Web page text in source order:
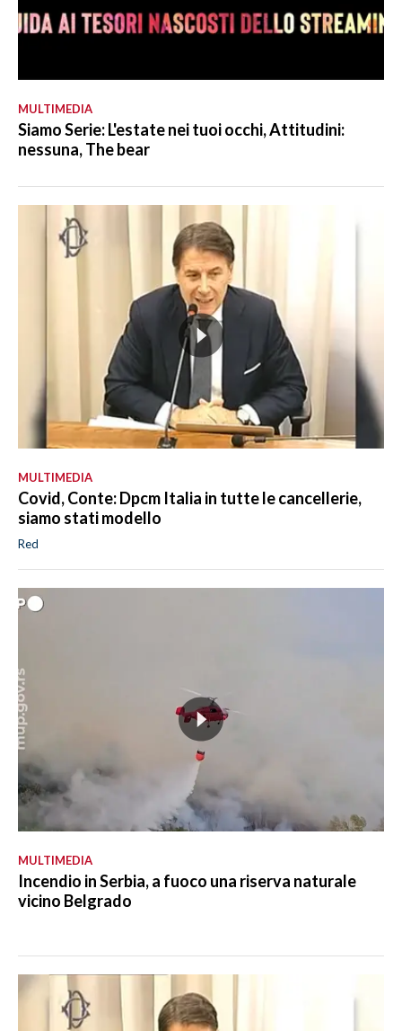
MULTIMEDIA
Siamo Serie: L'estate nei tuoi occhi, Attitudini:
nessuna, The bear
MULTIMEDIA
Covid, Conte: Dpcm Italia in tutte le cancellerie,
siamo stati modello
Red
MULTIMEDIA
Incendio in Serbia, a fuoco una riserva naturale
vicino Belgrado